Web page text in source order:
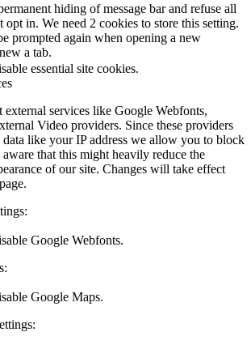
hiding of message bar and refuse all
in. We need 2 cookies to store this setting.
prompted again when opening a new
a tab.
essential site cookies.
external services like Google Webfonts,
Video providers. Since these providers
like your IP address we allow you to block
aware that this might heavily reduce the
of our site. Changes will take effect
Google Webfonts.
Google Maps.